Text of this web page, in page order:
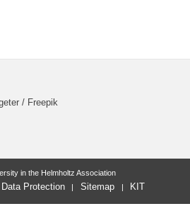
/ Freepik
in the Helmholtz Association
Data Protection Sitemap KIT